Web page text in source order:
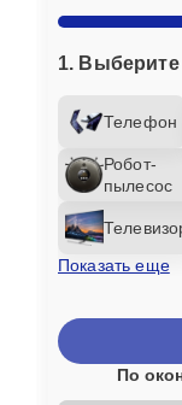
1.
Телефон
Робот-
пылесос
Показать еще
По